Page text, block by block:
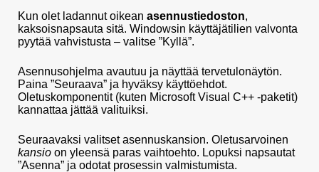
Kun olet ladannut oikean asennustiedoston,
kaksoisnapsauta sitä. Windowsin käyttäjätilien valvonta
pyytää vahvistusta – valitse ”Kyllä”.
Asennusohjelma avautuu ja näyttää tervetulonäytön.
Paina ”Seuraava” ja hyväksy käyttöehdot.
Oletuskomponentit (kuten Microsoft Visual C++ -paketit)
kannattaa jättää valituiksi.
Seuraavaksi valitset asennuskansion. Oletusarvoinen
kansio on yleensä paras vaihtoehto. Lopuksi napsautat
”Asenna” ja odotat prosessin valmistumista.